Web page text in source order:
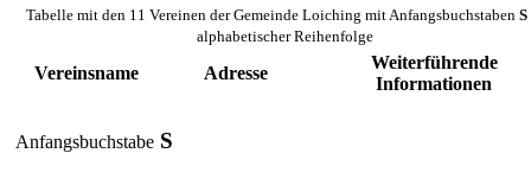
Tabelle mit den 11 Vereinen der Gemeinde Loiching mit Anfangsbuchstaben S
alphabetischer Reihenfolge
Vereinsname Adresse
Weiterführende
Informationen
Anfangsbuchstabe S